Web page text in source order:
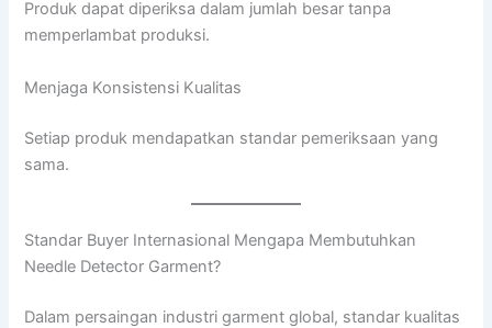
Produk dapat diperiksa dalam jumlah besar tanpa
memperlambat produksi.
Menjaga Konsistensi Kualitas
Setiap produk mendapatkan standar pemeriksaan yang
sama.
Standar Buyer Internasional Mengapa Membutuhkan
Needle Detector Garment?
Dalam persaingan industri garment global, standar kualitas